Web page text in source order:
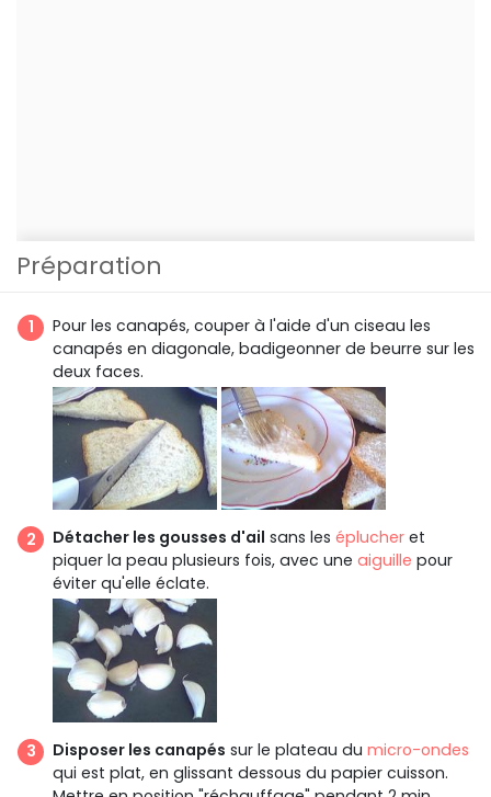
Préparation
Pour les canapés, couper à l'aide d'un ciseau les
canapés en diagonale, badigeonner de beurre sur les
deux faces.
Détacher les gousses d'ail sans les éplucher et
piquer la peau plusieurs fois, avec une aiguille pour
éviter qu'elle éclate.
Disposer les canapés sur le plateau du micro-ondes
qui est plat, en glissant dessous du papier cuisson.